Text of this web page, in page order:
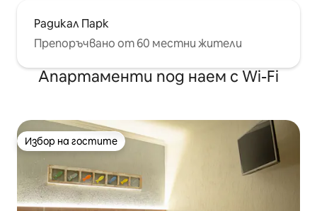
Радикал Парк
Препоръчвано от 60 местни жители
Апартаменти под наем с Wi-Fi
Избор на гостите
Избор на гостите